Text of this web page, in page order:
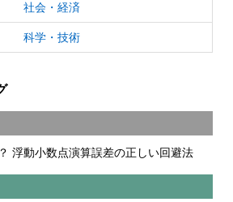
社会・経済
科学・技術
浮動小数点演算誤差の正しい回避法